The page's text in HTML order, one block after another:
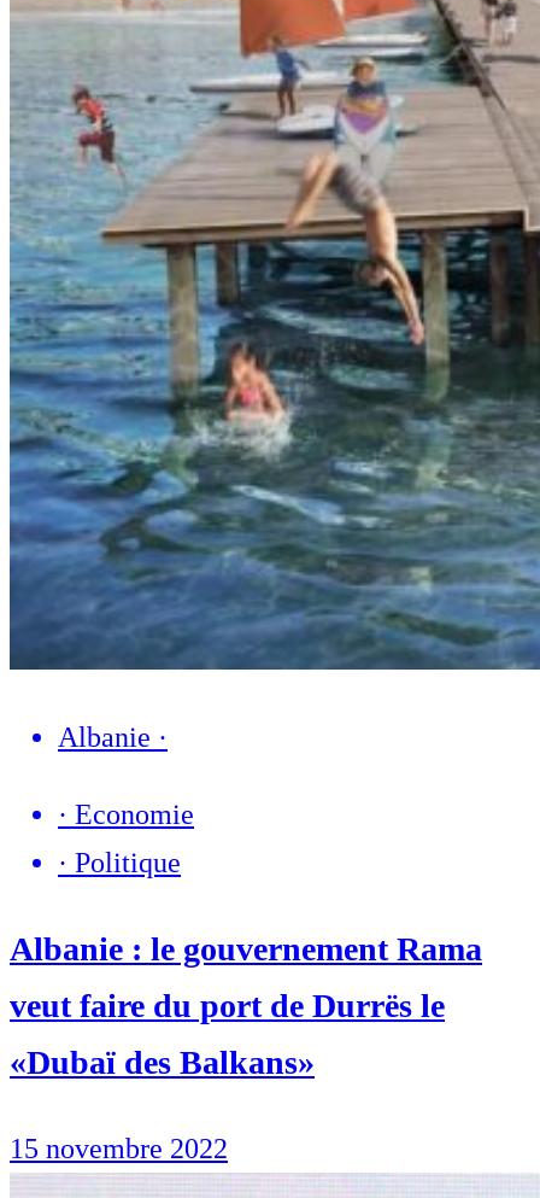
Albanie ·
· Economie
· Politique
Albanie : le gouvernement Rama
veut faire du port de Durrës le
«Dubaï des Balkans»
15 novembre 2022